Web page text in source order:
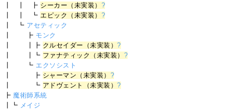
┃ ┃ ┣ シーカー（未実装） ?
┃ ┃ ┗ エピック（未実装） ?
┃ ┗ アセティック
┃ ┣ モンク
┃ ┃┣ クルセイダー（未実装）?
┃ ┃┗ ファナティック（未実装） ?
┃ ┗ エクソシスト
┃ ┣ シャーマン（未実装） ?
┃ ┗ アドヴェント（未実装）?
┣ 魔術師系統
┃┗ メイジ